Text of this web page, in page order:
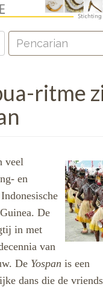
Dropdown
Pencarian
ritme
veel
en
De
in met
van
De Yospan is een
dans die de